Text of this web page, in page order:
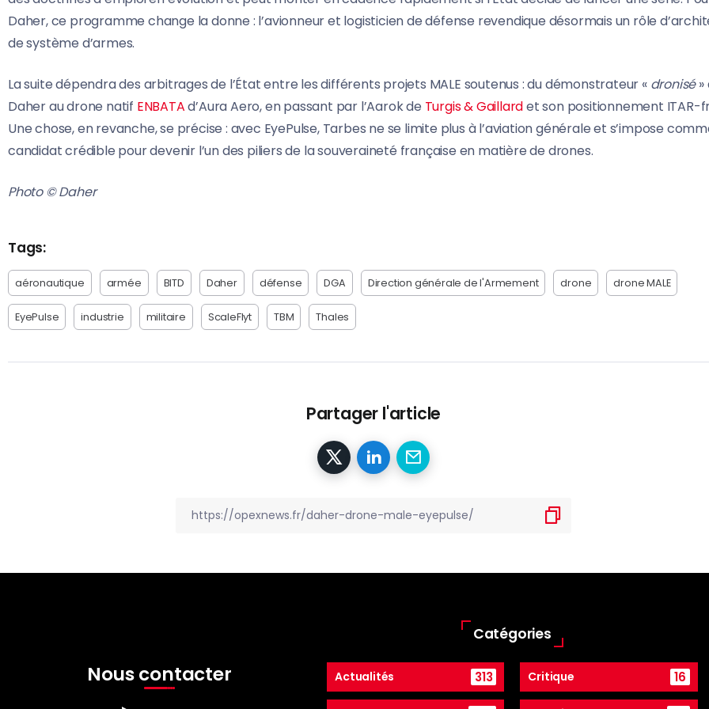
Daher, ce programme change la donne : l’avionneur et logisticien de défense revendique désormais un rôle
de système d’armes.
La suite dépendra des arbitrages de l’État entre les différents projets MALE soutenus : du démonstrateur « dronisé»
Daher au drone natif ENBATAd’Aura Aero, en passant par l’Aarok de Turgis & Gaillardet son positionnement ITAR-
Une chose, en revanche, se précise : avec EyePulse, Tarbes ne se limite plus à l’aviation générale et s’impose
candidat crédible pour devenir l’un des piliers de la souveraineté française en matière de drones.
Photo © Daher
Tags:
aéronautique armée BITD Daher défense DGA Direction générale de l'Armement drone drone MALE
EyePulse industrie militaire ScaleFlyt TBM Thales
Partager l'article
Nous contacter
Catégories
Actualités 313 Critique 16